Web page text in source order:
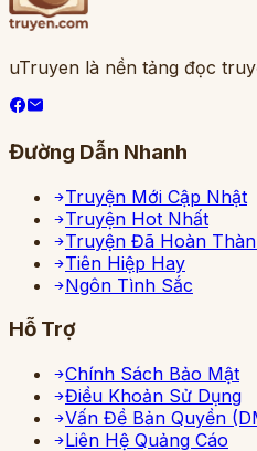
uTruyen là nền tảng đọc
Đường Dẫn Nhanh
Truyện Mới Cập Nhật
Truyện Hot Nhất
Truyện Đã Hoàn
Tiên Hiệp Hay
Ngôn Tình Sắc
Hỗ Trợ
Chính Sách Bảo Mật
Điều Khoản Sử Dụng
Vấn Đề Bản Quyền
Liên Hệ Quảng Cáo